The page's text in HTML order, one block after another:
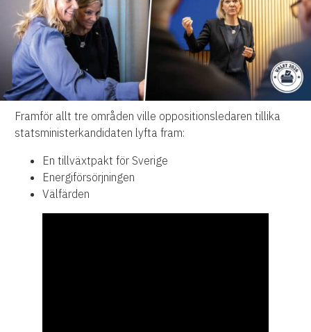
Framför allt tre områden ville oppositionsledaren tillika
statsministerkandidaten lyfta fram:
En tillväxtpakt för Sverige
Energiförsörjningen
Välfärden